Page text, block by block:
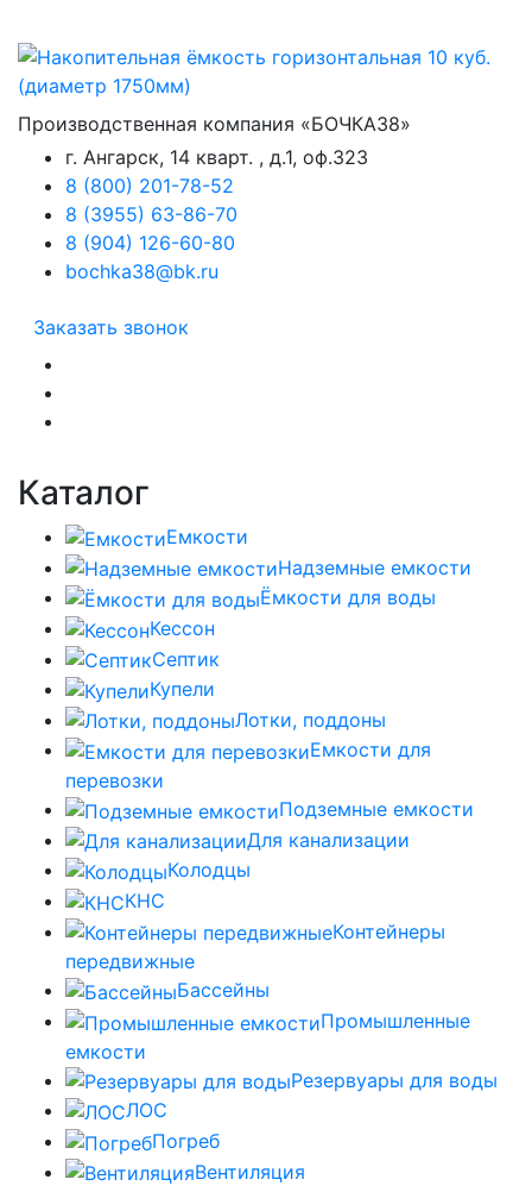
Производственная компания «БОЧКА38»
г. Ангарск, 14 кварт. , д.1, оф.323
8 (800) 201-78-52
8 (3955) 63-86-70
8 (904) 126-60-80
bochka38@bk.ru
Заказать звонок
Каталог
Емкости
Надземные емкости
Ёмкости для воды
Кессон
Септик
Купели
Лотки, поддоны
Емкости для
перевозки
Подземные емкости
Для канализации
Колодцы
КНС
Контейнеры
передвижные
Бассейны
Промышленные
емкости
Резервуары для воды
ЛОС
Погреб
Вентиляция